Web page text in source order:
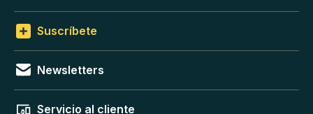
Suscríbete
Newsletters
Servicio al cliente